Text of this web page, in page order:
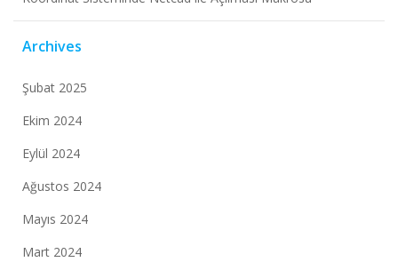
Archives
Şubat 2025
Ekim 2024
Eylül 2024
Ağustos 2024
Mayıs 2024
Mart 2024